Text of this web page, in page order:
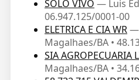
SOLO VIVO — Luis
06.947.125/0001-00
ELETRICA E CIA WR—
Magalhaes/BA •
SIA AGROPECUARIA
Magalhaes/BA •